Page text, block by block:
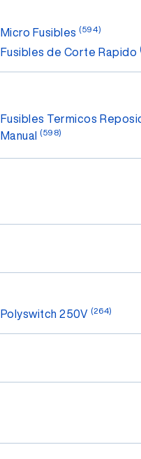
Micro Fusibles (594)
Fusibles de Corte Rapido
Fusibles Termicos
Manual (598)
Polyswitch 250V (264)